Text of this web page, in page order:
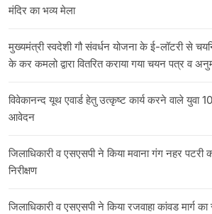
मंदिर का भव्य मेला
मुख्यमंत्री स्वदेशी गौ संवर्धन योजना के ई-लॉटरी से
के कर कमलो द्वारा वितरित कराया गया चयन पत्र व
विवेकानन्द यूथ एवार्ड हेतु उत्कृष्ट कार्य करने वाले
आवेदन
जिलाधिकारी व एसएसपी ने किया मवाना गंग नहर पटरी
निरीक्षण
जिलाधिकारी व एसएसपी ने किया रजवाहा कांवड मार्ग का